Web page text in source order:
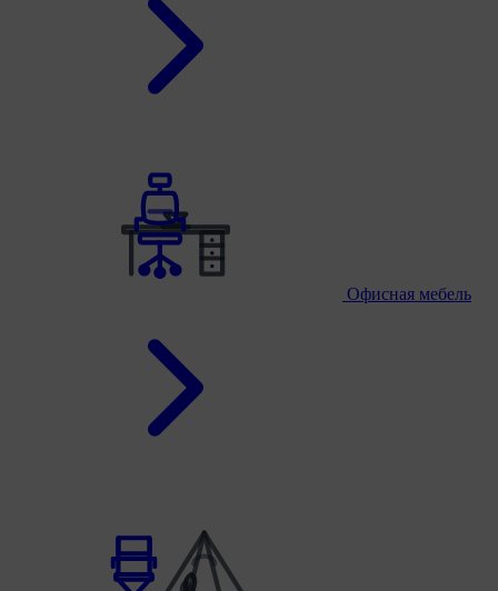
Офисная мебель